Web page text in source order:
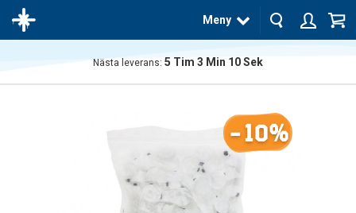
Meny
Nästa leverans: 5 Tim 3 Min 10Sek
-10%